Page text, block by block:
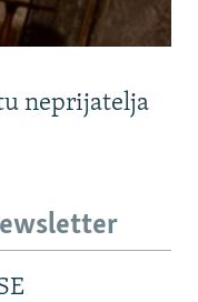
neprijatelja